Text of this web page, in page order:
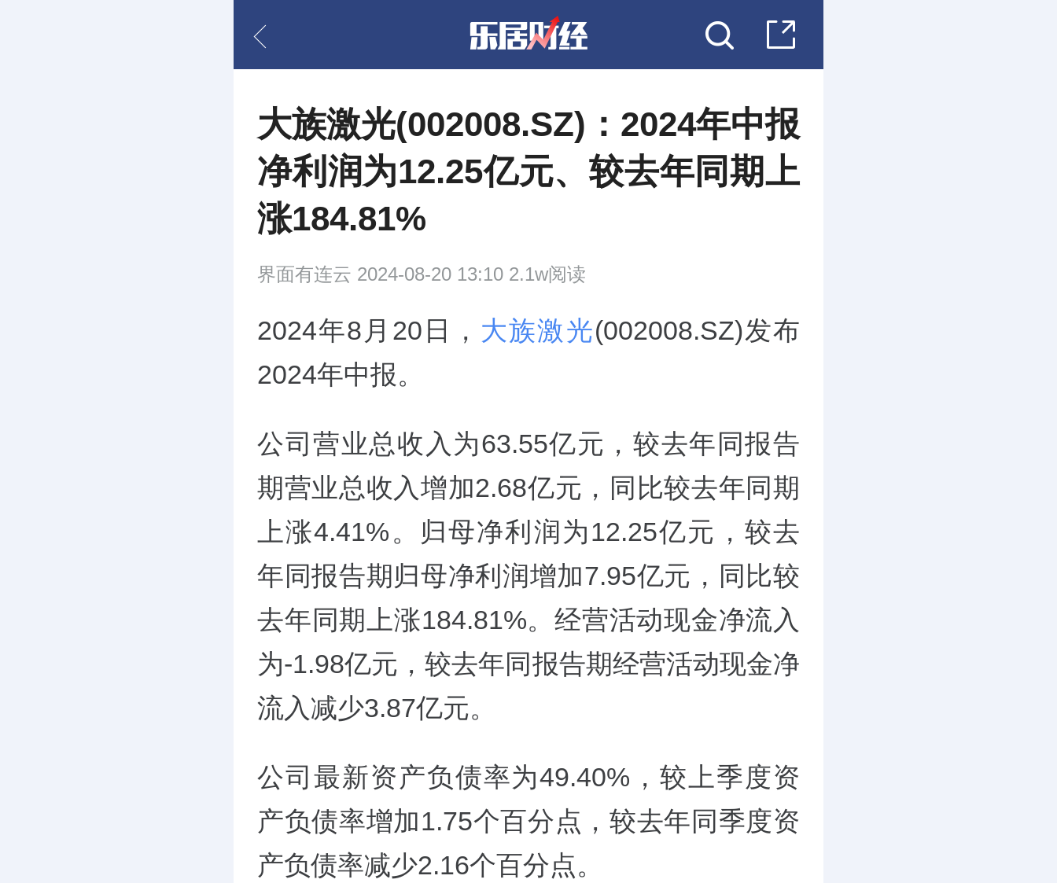
大族激光(002008.SZ)：2024年中报
净利润为12.25亿元、较去年同期上
涨184.81%
界面有连云 2024-08-20 13:10 2.1w阅读
2024年8月20日， 大族激光(002008.SZ)发布
2024年中报。
公司营业总收入为63.55亿元，较去年同报告
期营业总收入增加2.68亿元，同比较去年同期
上涨4.41%。归母净利润为12.25亿元，较去
年同报告期归母净利润增加7.95亿元，同比较
去年同期上涨184.81%。经营活动现金净流入
为-1.98亿元，较去年同报告期经营活动现金净
流入减少3.87亿元。
公司最新资产负债率为49.40%，较上季度资
产负债率增加1.75个百分点，较去年同季度资
产负债率减少2.16个百分点。